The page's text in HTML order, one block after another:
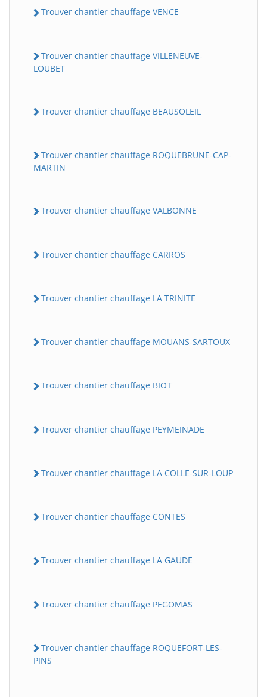
Trouver chantier chauffage VENCE
Trouver chantier chauffage VILLENEUVE-
LOUBET
Trouver chantier chauffage BEAUSOLEIL
Trouver chantier chauffage ROQUEBRUNE-CAP-
MARTIN
Trouver chantier chauffage VALBONNE
Trouver chantier chauffage CARROS
Trouver chantier chauffage LA TRINITE
Trouver chantier chauffage MOUANS-SARTOUX
Trouver chantier chauffage BIOT
Trouver chantier chauffage PEYMEINADE
Trouver chantier chauffage LA COLLE-SUR-LOUP
Trouver chantier chauffage CONTES
Trouver chantier chauffage LA GAUDE
Trouver chantier chauffage PEGOMAS
Trouver chantier chauffage ROQUEFORT-LES-
PINS